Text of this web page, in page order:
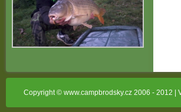
Copyright © www.campbrodsky.cz 2006 - 2012 |